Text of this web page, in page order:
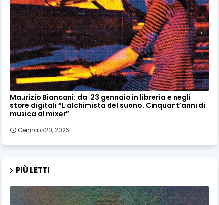
Maurizio Biancani: dal 23 gennaio in libreria e negli
store digitali “L’alchimista del suono. Cinquant’anni di
musica al mixer”
Gennaio 20, 2026
PIÙ LETTI